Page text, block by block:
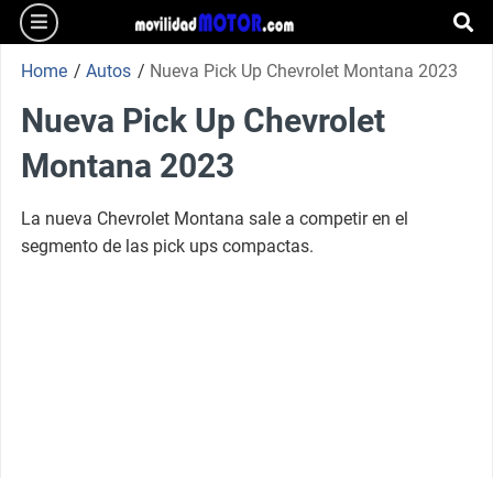
Skip
to
content
burger
Home / Autos / Nueva Pick Up Chevrolet Montana 2023
Nueva Pick Up Chevrolet
Montana 2023
La nueva Chevrolet Montana sale a competir en el
segmento de las pick ups compactas.